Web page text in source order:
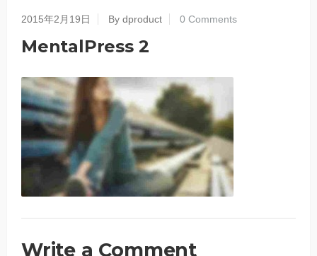
2015年2月19日 By dproduct 0 Comments
MentalPress 2
Write a Comment